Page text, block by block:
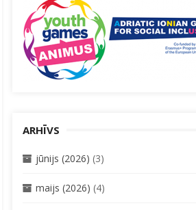
ARHĪVS
jūnijs (2026) (3)
maijs (2026) (4)